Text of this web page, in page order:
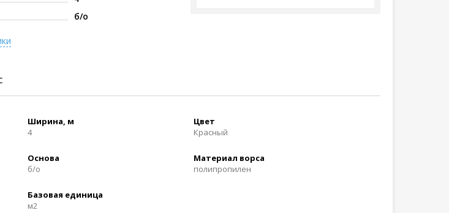
б/о
Ширина, м
4
Цвет
Красный
Основа
б/о
Материал ворса
полипропилен
Базовая единица
м2